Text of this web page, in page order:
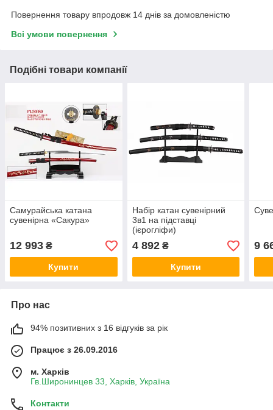
Повернення товару впродовж 14 днів за домовленістю
Всі умови повернення
Подібні товари компанії
Самурайська катана
сувенірна «Сакура»
12 993 ₴
Купити
Набір катан сувенірний
3в1 на підставці
(ієрогліфи)
4 892₴
Купити
9
Про нас
94% позитивних з 16 відгуків за рік
Працює з 26.09.2016
м. Харків
Гв.Широнинцев 33, Харків, Україна
Контакти